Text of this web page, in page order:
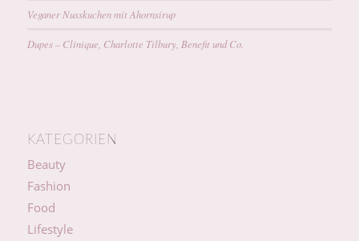
Veganer Nusskuchen mit Ahornsirup
Dupes – Clinique, Charlotte Tilbury, Benefit und Co.
KATEGORIEN
Beauty
Fashion
Food
Lifestyle